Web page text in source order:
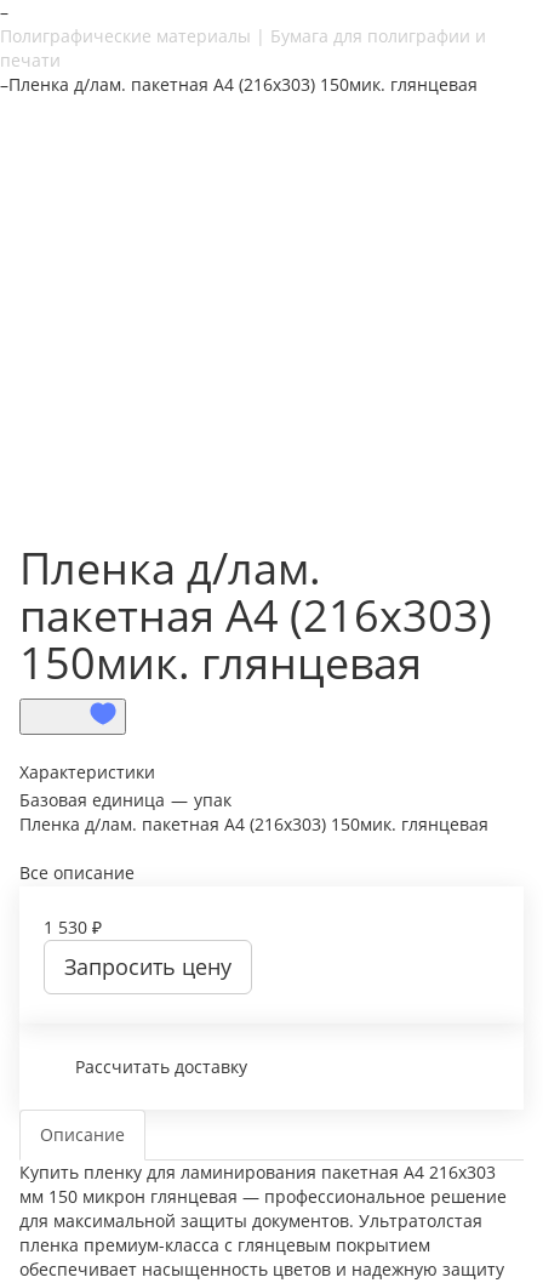
–
Полиграфические материалы | Бумага для полиграфии и
печати
–Пленка д/лам. пакетная А4 (216х303) 150мик. глянцевая
Пленка д/лам.
пакетная А4 (216х303)
150мик. глянцевая
Характеристики
Базовая единица — упак
Пленка д/лам. пакетная А4 (216х303) 150мик. глянцевая
Все описание
1 530 ₽
Запросить цену
Рассчитать доставку
Описание
Купить пленку для ламинирования пакетная А4 216х303
мм 150 микрон глянцевая — профессиональное решение
для максимальной защиты документов. Ультратолстая
пленка премиум-класса с глянцевым покрытием
обеспечивает насыщенность цветов и надежную защиту